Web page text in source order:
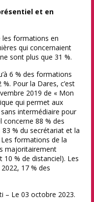
et en
les formations en
qui concernaient
sont plus que 31 %.
6 % des formations
Pour la Dares, c’est
2019 de « Mon
qui permet aux
intermédiaire pour
88 % des
% du secrétariat et la
formations de la
majoritairement
% de distanciel). Les
17 % des
– Le 03 octobre 2023.